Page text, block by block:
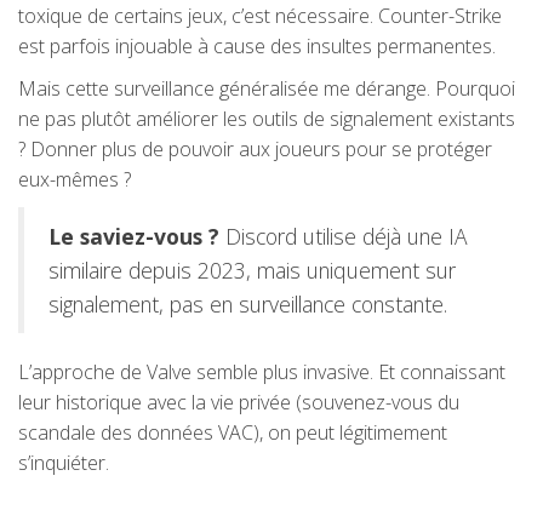
toxique de certains jeux, c’est nécessaire. Counter-Strike
est parfois injouable à cause des insultes permanentes.
Mais cette surveillance généralisée me dérange. Pourquoi
ne pas plutôt améliorer les outils de signalement existants
? Donner plus de pouvoir aux joueurs pour se protéger
eux-mêmes ?
Le saviez-vous ? Discord utilise déjà une IA
similaire depuis 2023, mais uniquement sur
signalement, pas en surveillance constante.
L’approche de Valve semble plus invasive. Et connaissant
leur historique avec la vie privée (souvenez-vous du
scandale des données VAC), on peut légitimement
s’inquiéter.